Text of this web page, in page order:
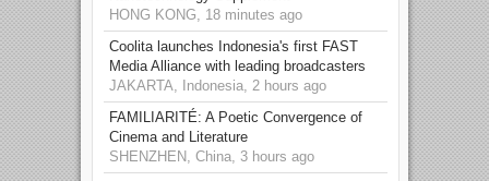
HONG KONG, 18 minutes ago
Coolita launches Indonesia's first FAST
Media Alliance with leading broadcasters
JAKARTA, Indonesia, 2 hours ago
FAMILIARITÉ: A Poetic Convergence of
Cinema and Literature
SHENZHEN, China, 3 hours ago